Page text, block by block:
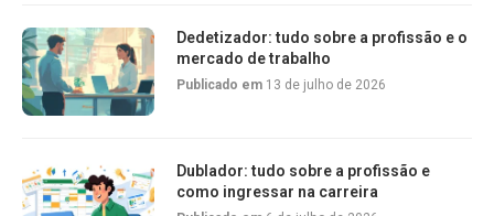
Dedetizador: tudo sobre a profissão e o
mercado de trabalho
Publicado em 13 de julho de 2026
Dublador: tudo sobre a profissão e
como ingressar na carreira